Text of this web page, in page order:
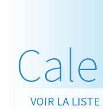
VOIR LA LISTE